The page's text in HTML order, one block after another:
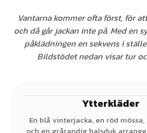
Vantarna kommer ofta först, för
och då går jackan inte på. Med en
påklädningen en sekvens i
Bildstödet nedan visar tur
Ytterkläder
En blå vinterjacka, en röd